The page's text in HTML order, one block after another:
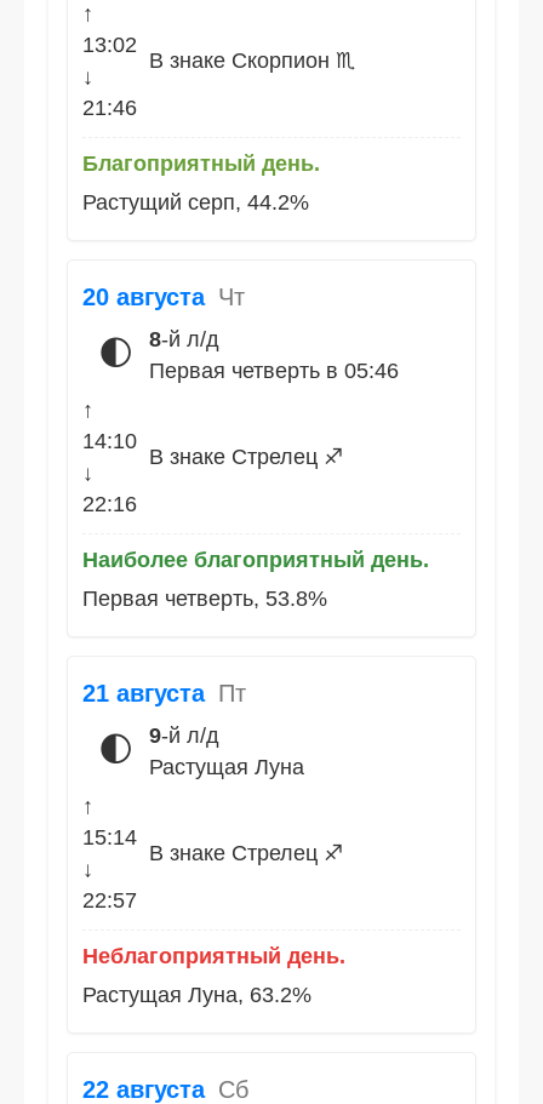
↑
13:02
↓
21:46
В знаке Скорпион ♏
Благоприятный день.
Растущий серп, 44.2%
20 августа Чт
🌓 8-й л/д
Первая четверть в 05:46
↑
14:10
↓
22:16
В знаке Стрелец ♐
Наиболее благоприятный день.
Первая четверть, 53.8%
21 августа Пт
🌓 9-й л/д
Растущая Луна
↑
15:14
↓
22:57
В знаке Стрелец ♐
Неблагоприятный день.
Растущая Луна, 63.2%
22 августа Сб